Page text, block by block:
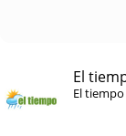
El
El tiempo